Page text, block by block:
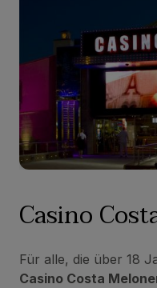
Casino
Für alle, die über 18
Casino Costa